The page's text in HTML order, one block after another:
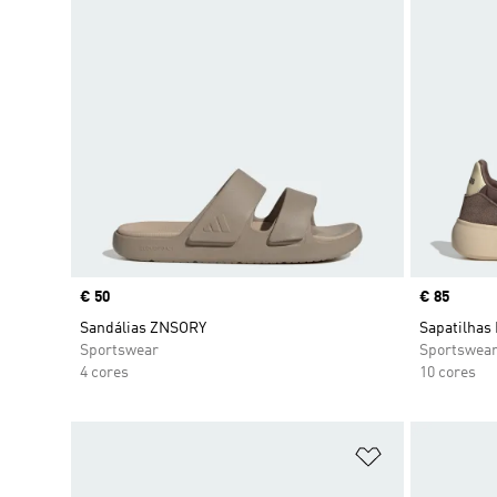
Price
€ 50
Sandálias ZNSORY
Sportswear
4 cores
Price
€ 85
Sapatilhas
Sportswear
10 cores